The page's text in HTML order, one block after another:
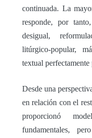
continuada. La
responde, por
desigual,
litúrgico-popular,
textual
Desde una
en relación con el
proporcionó
fundamentales,